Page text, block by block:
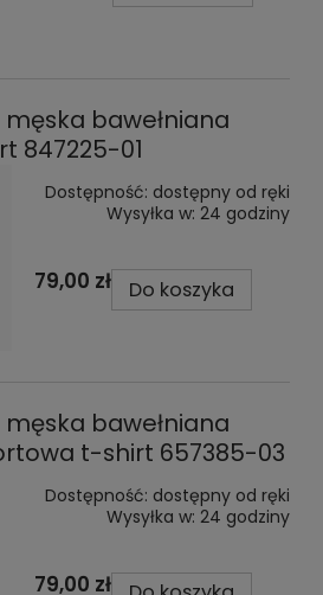
bawełniana
847225-01
Dostępność: dostępny od ręki
Wysyłka w: 24 godziny
79,00 zł Do koszyka
bawełniana
t-shirt 657385-03
Dostępność: dostępny od ręki
Wysyłka w: 24 godziny
79,00 zł